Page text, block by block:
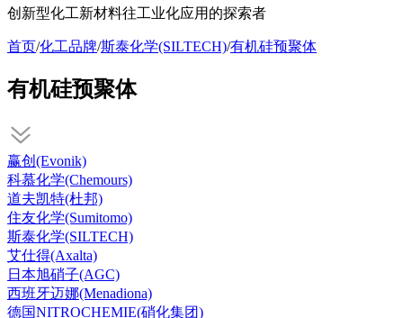
创新型化工新材料往工业化应用的探索者
首页/化工品牌/斯泰化学(SILTECH)/有机硅预聚体
有机硅预聚体
赢创(Evonik)
科慕化学(Chemours)
道夫凯特(杜邦)
住友化学(Sumitomo)
斯泰化学(SILTECH)
艾仕得(Axalta)
日本旭硝子(AGC)
西班牙迈娜(Menadiona)
德国NITROCHEMIE(硝化集团)